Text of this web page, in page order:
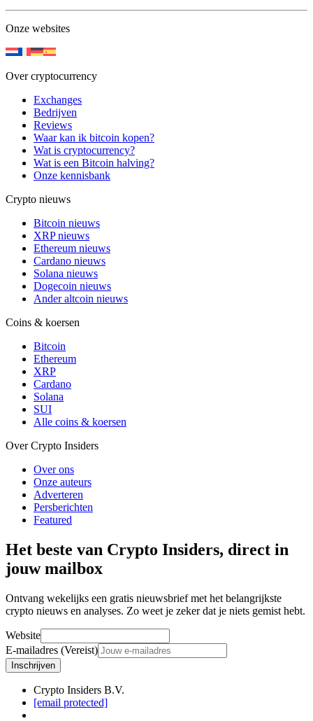
Onze websites
Over cryptocurrency
Exchanges
Bedrijven
Reviews
Waar kan ik bitcoin kopen?
Wat is cryptocurrency?
Wat is een Bitcoin halving?
Onze kennisbank
Crypto nieuws
Bitcoin nieuws
XRP nieuws
Ethereum nieuws
Cardano nieuws
Solana nieuws
Dogecoin nieuws
Ander altcoin nieuws
Coins & koersen
Bitcoin
Ethereum
XRP
Cardano
Solana
SUI
Alle coins & koersen
Over Crypto Insiders
Over ons
Onze auteurs
Adverteren
Persberichten
Featured
Het beste van Crypto Insiders, direct in
jouw mailbox
Ontvang wekelijks een gratis nieuwsbrief met het belangrijkste
crypto nieuws en analyses. Zo weet je zeker dat je niets gemist hebt.
Website
E-mailadres (Vereist)
Inschrijven
Crypto Insiders B.V.
[email protected]